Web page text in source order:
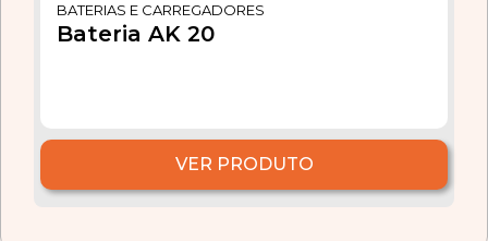
BATERIAS E CARREGADORES
Bateria AK 20
VER PRODUTO